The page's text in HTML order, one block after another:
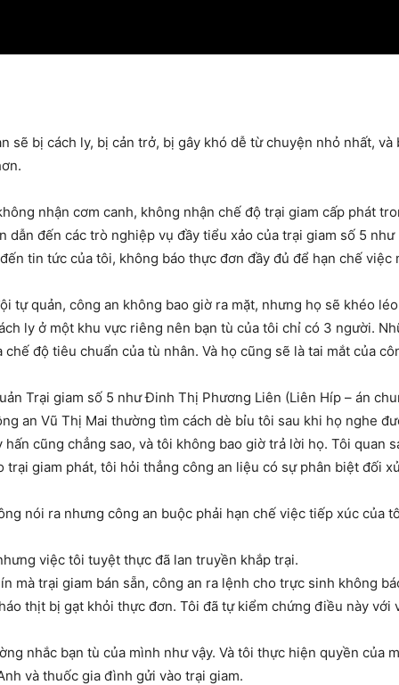
sẽ bị cách ly, bị cản trở, bị gây khó dễ từ chuyện nhỏ nhất,
nhận cơm canh, không nhận chế độ trại giam cấp phát
dẫn đến các trò nghiệp vụ đầy tiểu xảo của trại giam số 5
tin tức của tôi, không báo thực đơn đầy đủ để hạn chế việc
tự quản, công an không bao giờ ra mặt, nhưng họ sẽ khéo
ly ở một khu vực riêng nên bạn tù của tôi chỉ có 3 người.
độ tiêu chuẩn của tù nhân. Và họ cũng sẽ là tai mắt của
Trại giam số 5 như Đinh Thị Phương Liên (Liên Híp – án
an Vũ Thị Mai thường tìm cách dè bỉu tôi sau khi họ nghe
cũng chẳng sao, và tôi không bao giờ trả lời họ. Tôi quan
trại giam phát, tôi hỏi thẳng công an liệu có sự phân biệt đối
nói ra nhưng công an buộc phải hạn chế việc tiếp xúc của
việc tôi tuyệt thực đã lan truyền khắp trại.
mà trại giam bán sẵn, công an ra lệnh cho trực sinh không
thịt bị gạt khỏi thực đơn. Tôi đã tự kiểm chứng điều này với
nhắc bạn tù của mình như vậy. Và tôi thực hiện quyền của
và thuốc gia đình gửi vào trại giam.